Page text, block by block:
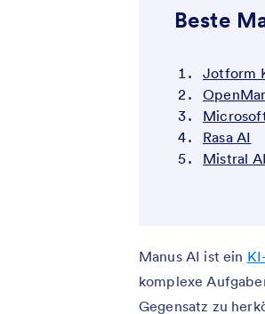
Beste
Jotform
Rasa AI
Mistral AI
Manus AI ist ein
komplexe
Gegensatz zu